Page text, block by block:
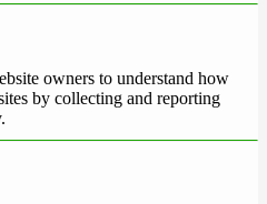
owners to understand how
by collecting and reporting